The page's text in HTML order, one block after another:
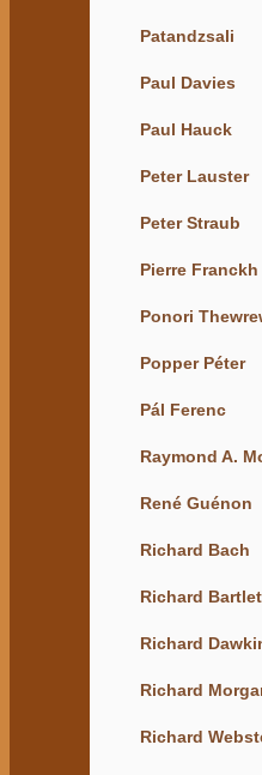
Patandzsali
Paul Davies
Paul Hauck
Peter Lauster
Peter Straub
Pierre Franckh
Ponori
Popper Péter
Pál Ferenc
Raymond A.
René Guénon
Richard Bach
Richard
Richard
Richard
Richard